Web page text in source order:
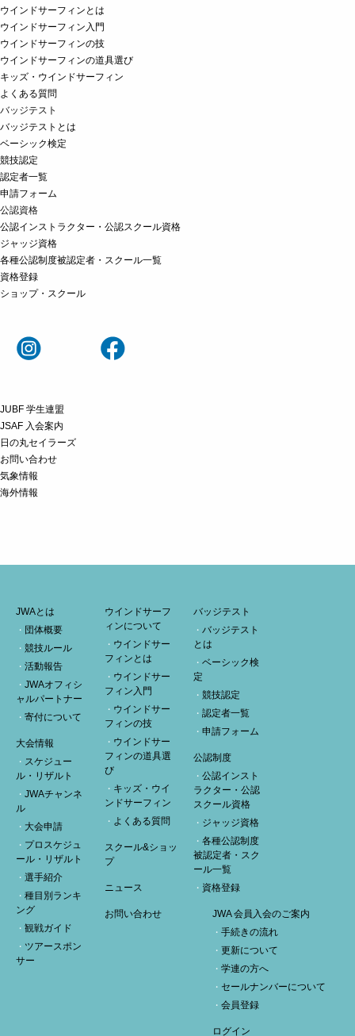
ウインドサーフィンとは
ウインドサーフィン入門
ウインドサーフィンの技
ウインドサーフィンの道具選び
キッズ・ウインドサーフィン
よくある質問
バッジテスト
バッジテストとは
ベーシック検定
競技認定
認定者一覧
申請フォーム
公認資格
公認インストラクター・公認スクール資格
ジャッジ資格
各種公認制度被認定者・スクール一覧
資格登録
ショップ・スクール
JUBF 学生連盟
JSAF 入会案内
日の丸セイラーズ
お問い合わせ
気象情報
海外情報
JWAとは
団体概要
競技ルール
活動報告
JWAオフィシ
ャルパートナー
寄付について
大会情報
スケジュー
ル・リザルト
JWAチャンネ
ル
大会申請
プロスケジュ
ール・リザルト
選手紹介
種目別ランキ
ング
観戦ガイド
ツアースポン
サー
ウインドサーフ
ィンについて
ウインドサー
フィンとは
ウインドサー
フィン入門
ウインドサー
フィンの技
ウインドサー
フィンの道具選
び
キッズ・ウイ
ンドサーフィン
よくある質問
スクール&ショッ
プ
ニュース
お問い合わせ
バッジテスト
バッジテスト
とは
ベーシック検
定
競技認定
認定者一覧
申請フォーム
公認制度
公認インスト
ラクター・公認
スクール資格
ジャッジ資格
各種公認制度
被認定者・スク
ール一覧
資格登録
JWA 会員入会のご案内
手続きの流れ
更新について
学連の方へ
セールナンバーについて
会員登録
ログイン